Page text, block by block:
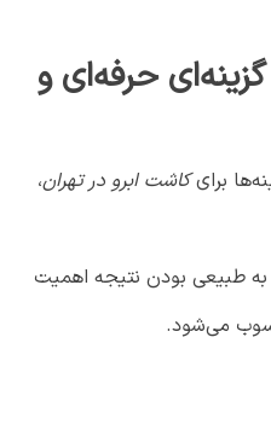
حرفه‌ای و
برایکاشت ابرو در تهران،
بودن نتیجه اهمیت
می‌شود.